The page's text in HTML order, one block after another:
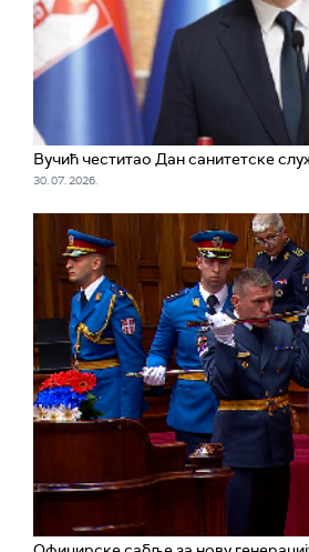
Вучић честитао Дан санитетске
30. 07. 2026.